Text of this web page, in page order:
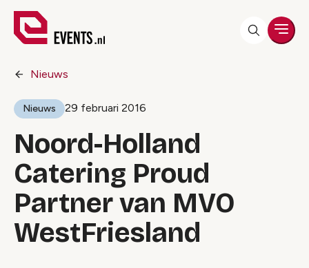
Nieuws
Nieuws 29 februari 2016
Noord-Holland
Catering Proud
Partner van MVO
WestFriesland